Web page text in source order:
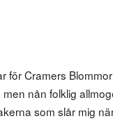
för Cramers
nån folklig
som slår mig